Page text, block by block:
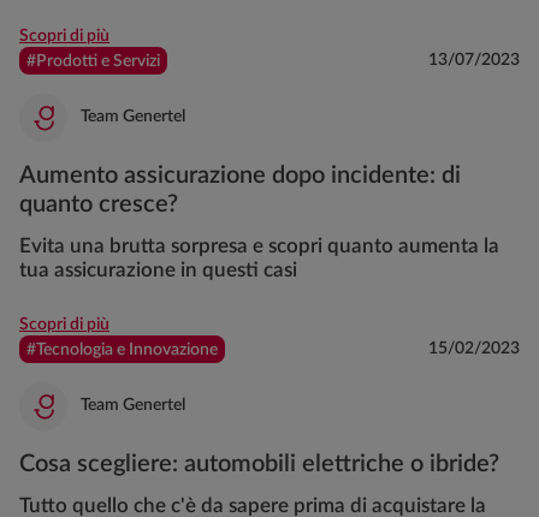
Scopri di più
#Prodotti e Servizi
13/07/2023
Team Genertel
Aumento assicurazione dopo incidente: di
quanto cresce?
Evita una brutta sorpresa e scopri quanto aumenta la
tua assicurazione in questi casi
Scopri di più
#Tecnologia e Innovazione
15/02/2023
Team Genertel
Cosa scegliere: automobili elettriche o ibride?
Tutto quello che c'è da sapere prima di acquistare la